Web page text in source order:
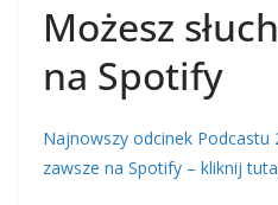
Możesz
na Spotify
Najnowszy odcinek Podcastu
zawsze na Spotify – kliknij